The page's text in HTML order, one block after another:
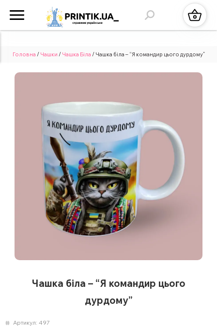
Головна / Чашки / Чашка Біла / Чашка біла – “Я командир цього дурдому”
Чашка біла – “Я командир цього
дурдому”
Артикул: 497